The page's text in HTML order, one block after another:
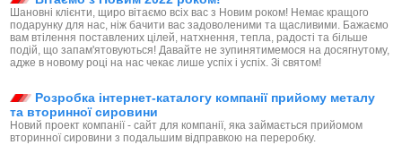
Шановні клієнти, щиро вітаємо всіх вас з Новим роком! Немає кращого
подарунку для нас, ніж бачити вас задоволеними та щасливими. Бажаємо
вам втілення поставлених цілей, натхнення, тепла, радості та більше
подій, що запам'ятовуються! Давайте не зупинятимемося на досягнутому,
адже в новому році на нас чекає лише успіх і успіх. Зі святом!
Розробка інтернет-каталогу компанії прийому металу
та вторинної сировини
Новий проект компанії - сайт для компанії, яка займається прийомом
вторинної сировини з подальшим відправкою на переробку.